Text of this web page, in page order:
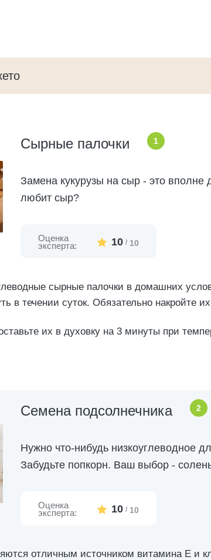
Сырные палочки 1
Замена кукурузы на сыр - это вполне
любит сыр?
Оценка
эксперта: 10 / 10
сырные палочки в домашних
в течении суток. Обязательно накройте
их в духовку на 3 минуты при
Семена подсолнечника 2
Нужно что-нибудь низкоуглеводное
Забудьте попкорн. Ваш выбор -
Оценка
эксперта: 10 / 10
отличным источником витамина Е и